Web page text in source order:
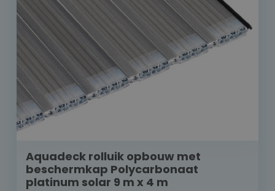
Aquadeck rolluik opbouw met
beschermkap Polycarbonaat
platinum solar 9 m x 4 m